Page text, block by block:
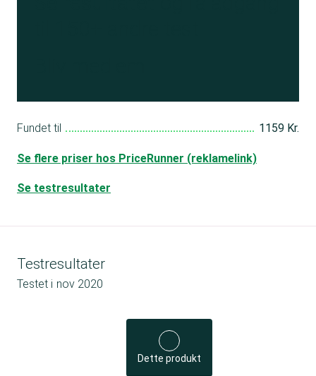
Fundet til 1159 Kr.
Se flere priser hos PriceRunner (reklamelink)
Se testresultater
Testresultater
Testet i nov 2020
Dette produkt